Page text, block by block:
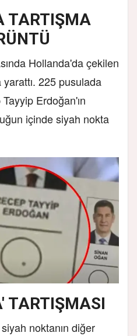
TARTIŞMA
Hollanda'da çekilen
225 pusulada
Erdoğan'ın
içinde siyah nokta
TARTIŞMASI
noktanın diğer